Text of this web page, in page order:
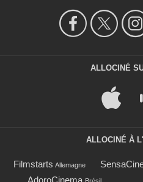
ALLOCINÉ
ALLOCINÉ À
Filmstarts Allemagne
AdoroCinema